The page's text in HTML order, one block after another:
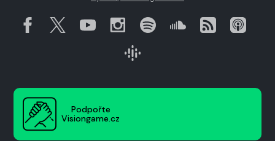
Podpořte
Visiongame.cz